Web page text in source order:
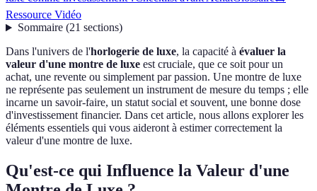
Ressource Vidéo
Sommaire(21 sections)
Dans l'univers de l'horlogerie de luxe, la capacité à évaluer la
valeur d'une montre de luxe est cruciale, que ce soit pour un
achat, une revente ou simplement par passion. Une montre de luxe
ne représente pas seulement un instrument de mesure du temps ; elle
incarne un savoir-faire, un statut social et souvent, une bonne dose
d'investissement financier. Dans cet article, nous allons explorer les
éléments essentiels qui vous aideront à estimer correctement la
valeur d'une montre de luxe.
Qu'est-ce qui Influence la Valeur d'une